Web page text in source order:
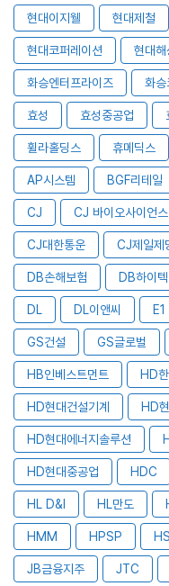
현대이지웰 현대제철
현대코퍼레이션 현대해
화승엔터프라이즈 화승
효성 효성중공업
휠라홀딩스 휴메딕스
AP시스템 BGF리테일
CJ CJ 바이오사이언스
CJ대한통운 CJ제일제
DB손해보험 DB하이텍
DL DL이앤씨 E1
GS건설 GS글로벌
HB인베스트먼트 HD
HD현대건설기계 HD
HD현대에너지솔루션
HD현대중공업 HDC
HL D&I HL만도
HMM HPSP
JB금융지주 JTC